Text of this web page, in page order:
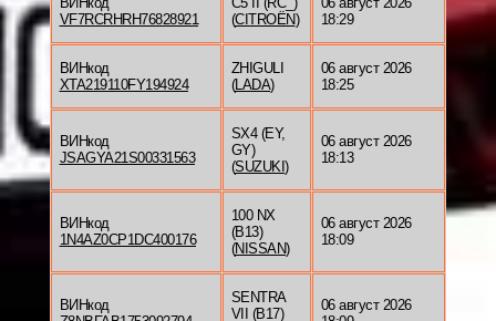
VF7RCRHRH76828921
(CITROËN)
18:29
ВИНкод
XTA219110FY194924
ZHIGULI
(LADA)
06 август 2026
18:25
ВИНкод
JSAGYA21S00331563
SX4 (EY,
GY)
(SUZUKI )
06 август 2026
18:13
ВИНкод
1N4AZ0CP1DC400176
100 NX
(B13)
(NISSAN)
06 август 2026
18:09
ВИНкод
SENTRA
VII (B17)
06 август 2026